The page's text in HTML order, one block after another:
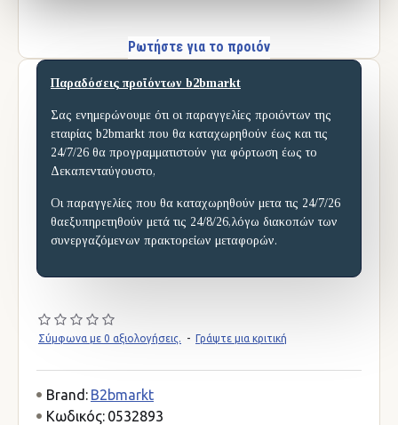
Ρωτήστε για το προιόν
Παραδόσεις προϊόντων b2bmarkt
Σας ενημερώνουμε ότι οι παραγγελίες προιόντων της
εταιρίας b2bmarkt που θα καταχωρηθούν έως και τις
24/7/26 θα προγραμματιστούν για φόρτωση έως το
Δεκαπενταύγουστο,
Οι παραγγελίες που θα καταχωρηθούν μετα τις 24/7/26
θαεξυπηρετηθούν μετά τις 24/8/26,λόγω διακοπών των
συνεργαζόμενων πρακτορείων μεταφορών.
Σύμφωνα με 0 αξιολογήσεις. - Γράψτε μια κριτική
Brand: B2bmarkt
Κωδικός: 0532893